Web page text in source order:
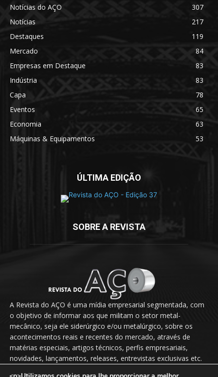
Notícias do AÇO
307
Notícias
217
Destaques
119
Mercado
84
Empresas em Destaque
83
Indústria
83
Capa
78
Eventos
65
Economia
63
Máquinas & Equipamentos
53
ÚLTIMA EDIÇÃO
SOBRE A REVISTA
A Revista do AÇO é uma mídia empresarial segmentada, com
o objetivo de informar aos que militam o setor metal-
mecânico, seja ele siderúrgico e/ou metalúrgico, sobre os
acontecimentos reais e recentes do mercado, através de
matérias especiais, artigos técnicos, perfis empresariais,
novidades, lançamentos, releases, entrevistas exclusivas etc.